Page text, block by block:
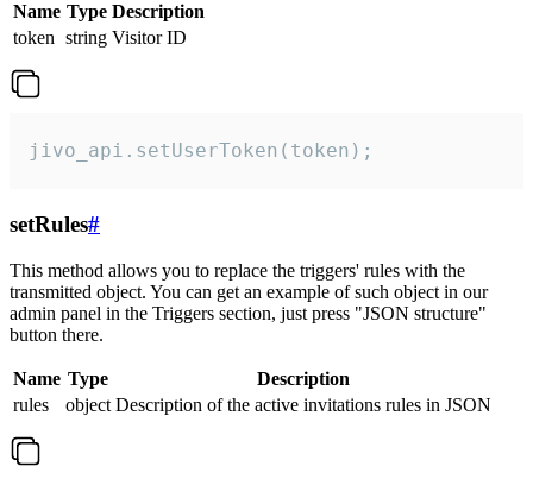
Name Type Description
token string Visitor ID
jivo_api.setUserToken(token);
setRules#
This method allows you to replace the triggers' rules with the
transmitted object. You can get an example of such object in our
admin panel in the Triggers section, just press "JSON structure"
button there.
Name Type
Description
rules
object Description of the active invitations rules in JSON